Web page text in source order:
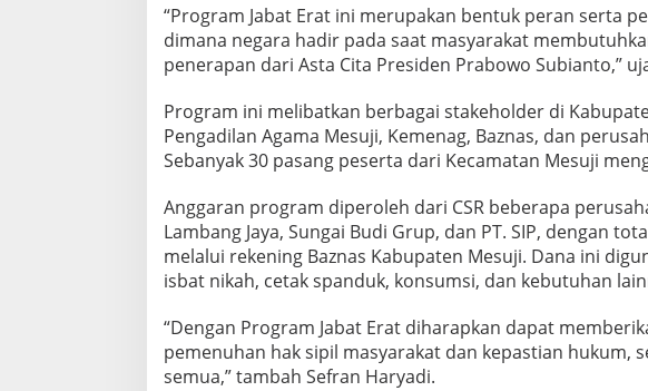
a
b
a
E
r
a
t
“Program Jabat Erat ini merupakan bentuk peran serta
dimana negara hadir pada saat masyarakat
penerapan dari Asta Cita Presiden Prabowo Subianto,”
Program ini melibatkan berbagai stakeholder di
Pengadilan Agama Mesuji, Kemenag, Baznas, dan
Sebanyak 30 pasang peserta dari Kecamatan Mesuji
Anggaran program diperoleh dari CSR beberapa
Lambang Jaya, Sungai Budi Grup, dan PT. SIP, dengan
melalui rekening Baznas Kabupaten Mesuji. Dana ini
isbat nikah, cetak spanduk, konsumsi, dan kebutuhan
“Dengan Program Jabat Erat diharapkan dapat
pemenuhan hak sipil masyarakat dan kepastian hukum,
semua,” tambah Sefran Haryadi.